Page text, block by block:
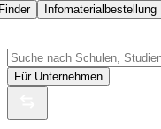
Infomaterialbestellung
Für Unternehmen